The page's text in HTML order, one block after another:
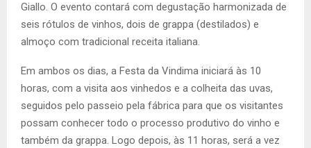
Giallo. O evento contará com degustação harmonizada de
seis rótulos de vinhos, dois de grappa (destilados) e
almoço com tradicional receita italiana.
Em ambos os dias, a Festa da Vindima iniciará às 10
horas, com a visita aos vinhedos e a colheita das uvas,
seguidos pelo passeio pela fábrica para que os visitantes
possam conhecer todo o processo produtivo do vinho e
também da grappa. Logo depois, às 11 horas, será a vez